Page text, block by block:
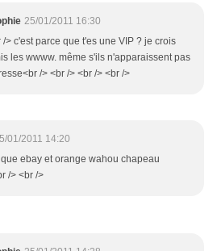
25/01/2011 16:30
/> c'est parce que t'es une VIP ? je crois
les wwww. même s'ils n'apparaissent pas
/> <br /> <br /> <br />
01/2011 14:20
ebay et orange wahou chapeau
/> <br />